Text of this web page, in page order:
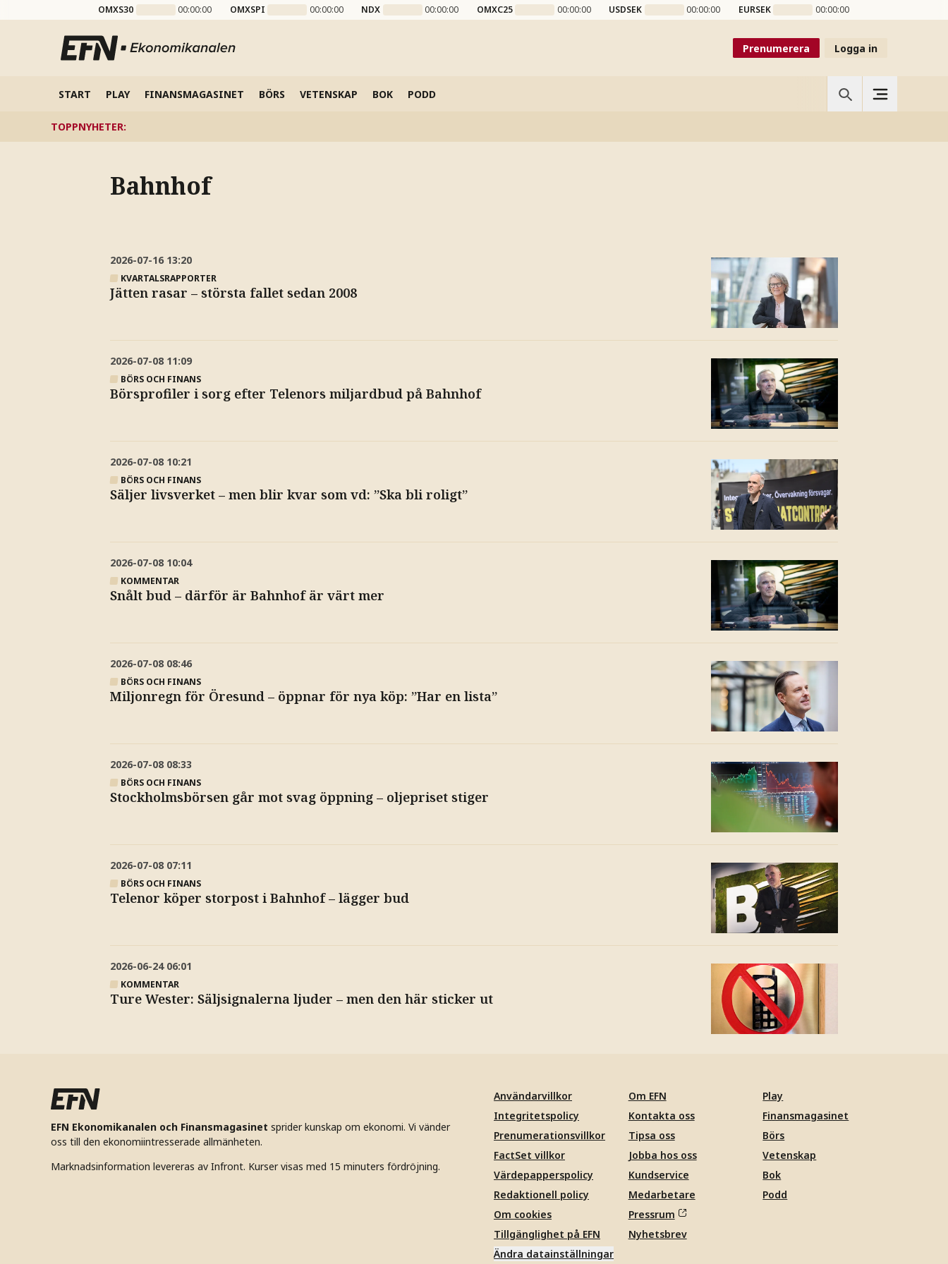
OMXS30 00:00:00 OMXSPI 00:00:00 NDX 00:00:00 OMXC25 00:00:00 USDSEK 00:00:00 EURSEK 00:00:00
Prenumerera Logga in
START PLAY FINANSMAGASINET BÖRS VETENSKAP BOK PODD
TOPPNYHETER:
Bahnhof
2026-07-16 13:20
KVARTALSRAPPORTER
Jätten rasar – största fallet sedan 2008
2026-07-08 11:09
BÖRS OCH FINANS
Börsprofiler i sorg efter Telenors miljardbud på Bahnhof
2026-07-08 10:21
BÖRS OCH FINANS
Säljer livsverket – men blir kvar som vd: ”Ska bli roligt”
2026-07-08 10:04
KOMMENTAR
Snålt bud – därför är Bahnhof är värt mer
2026-07-08 08:46
BÖRS OCH FINANS
Miljonregn för Öresund – öppnar för nya köp: ”Har en lista”
2026-07-08 08:33
BÖRS OCH FINANS
Stockholmsbörsen går mot svag öppning – oljepriset stiger
2026-07-08 07:11
BÖRS OCH FINANS
Telenor köper storpost i Bahnhof – lägger bud
2026-06-24 06:01
KOMMENTAR
Ture Wester: Säljsignalerna ljuder – men den här sticker ut
EFN Ekonomikanalen och Finansmagasinet sprider kunskap om ekonomi. Vi vänder
oss till den ekonomiintresserade allmänheten.
Marknadsinformation levereras av Infront. Kurser visas med 15 minuters fördröjning.
Användarvillkor
Integritetspolicy
Prenumerationsvillkor
FactSet villkor
Värdepapperspolicy
Redaktionell policy
Om cookies
Tillgänglighet på EFN
Ändra datainställningar
Om EFN
Kontakta oss
Tipsa oss
Jobba hos oss
Kundservice
Medarbetare
Pressrum
Nyhetsbrev
Play
Finansmagasinet
Börs
Vetenskap
Bok
Podd